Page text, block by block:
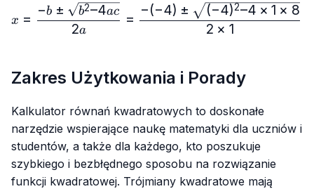
x = \frac{-b ± \sqrt{b² –
x =
2a
−b ± b2–4ac =
2 × 1
−(−4) ± (−4)2–4 × 1 × 8
Zakres Użytkowania i Porady
Kalkulator równań kwadratowych to doskonałe
narzędzie wspierające naukę matematyki dla uczniów i
studentów, a także dla każdego, kto poszukuje
szybkiego i bezbłędnego sposobu na rozwiązanie
funkcji kwadratowej. Trójmiany kwadratowe mają